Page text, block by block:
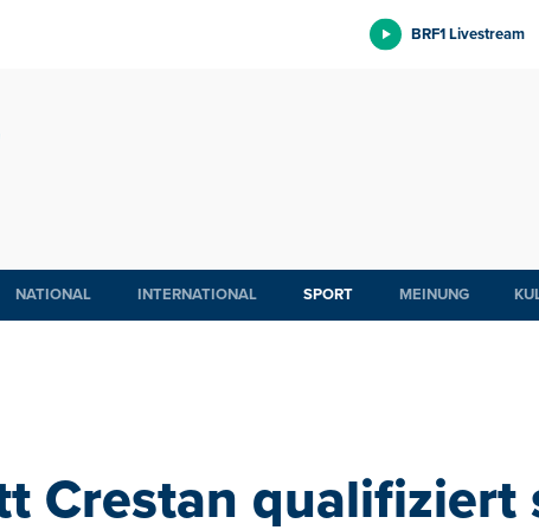
BRF1 Livestream
NATIONAL INTERNATIONAL SPORT MEINUNG
Crestan qualifiziert